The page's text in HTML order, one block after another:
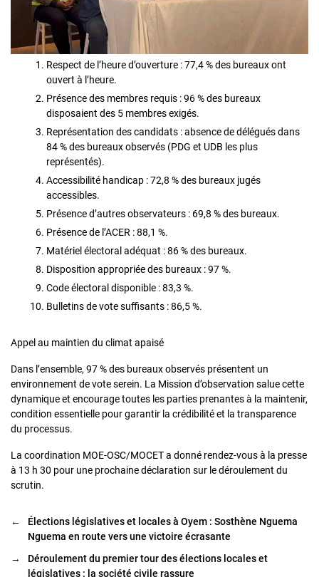
Respect de l’heure d’ouverture : 77,4 % des bureaux ont
ouvert à l’heure.
Présence des membres requis : 96 % des bureaux
disposaient des 5 membres exigés.
Représentation des candidats : absence de délégués dans
84 % des bureaux observés (PDG et UDB les plus
représentés).
Accessibilité handicap : 72,8 % des bureaux jugés
accessibles.
Présence d’autres observateurs : 69,8 % des bureaux.
Présence de l’ACER : 88,1 %.
Matériel électoral adéquat : 86 % des bureaux.
Disposition appropriée des bureaux : 97 %.
Code électoral disponible : 83,3 %.
Bulletins de vote suffisants : 86,5 %.
Appel au maintien du climat apaisé
Dans l’ensemble, 97 % des bureaux observés présentent un
environnement de vote serein. La Mission d’observation salue cette
dynamique et encourage toutes les parties prenantes à la maintenir,
condition essentielle pour garantir la crédibilité et la transparence
du processus.
La coordination MOE-OSC/MOCET a donné rendez-vous à la presse
à 13 h 30 pour une prochaine déclaration sur le déroulement du
scrutin.
←
Élections législatives et locales à Oyem : Sosthène Nguema
Nguema en route vers une victoire écrasante
→
Déroulement du premier tour des élections locales et
législatives : la société civile rassure